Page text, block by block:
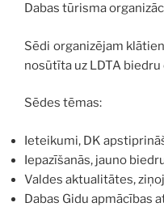
Dabas tūrisma
Sēdi organizējam
nosūtīta uz LDTA
Sēdes tēmas:
Ieteikumi, DK
Iepazīšanās, jauno
Valdes aktualitātes,
Dabas Gidu apmācības